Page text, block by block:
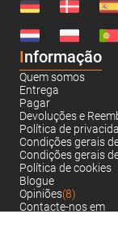
Informação
Quem somos
Entrega
Pagar
Devoluções e
Política de
Condições gerais
Condições gerais
Política de cookies
Blogue
Opiniões(8)
Contacte-nos em